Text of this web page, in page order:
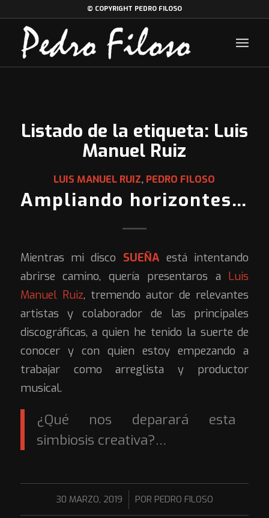
© COPYRIGHT PEDRO FILOSO
Listado de la etiqueta: Luis
Manuel Ruiz
LUIS MANUEL RUIZ, PEDRO FILOSO
Ampliando horizontes…
Mientras mi disco SUEÑAestá intentando
abrirse camino, quería presentaros a Luis
Manuel Ruiz, tremendo autor de relevantes
artistas y colaborador de las principales
discográficas, a quien he tenido la suerte de
conocer y con quien estoy empezando a
trabajar como arreglista y productor
musical.
¿Qué nos deparará esta
simbiosis creativa?…
30 MARZO, 2019
/ POR PEDRO FILOSO